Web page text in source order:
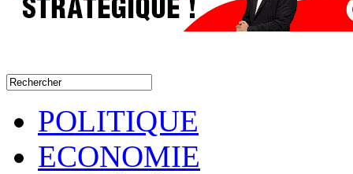
POLITIQUE
ECONOMIE